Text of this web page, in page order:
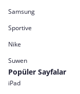
Samsung
Sportive
Nike
Suwen
Popüler Sayfalar
iPad